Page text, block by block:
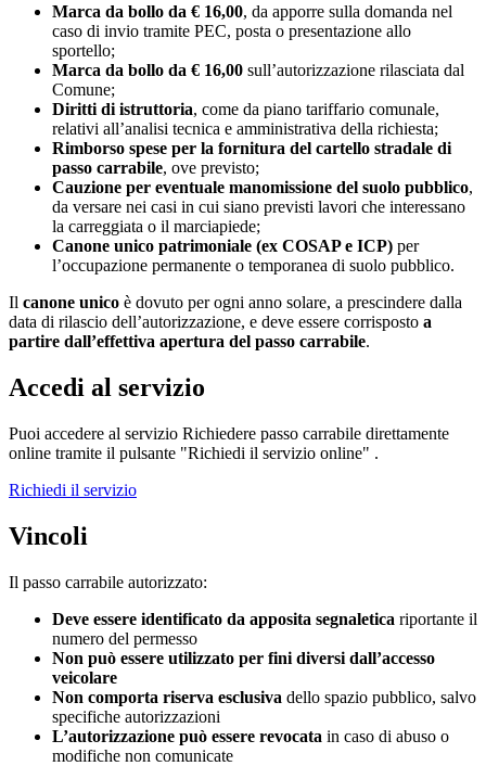
Marca da bollo da € 16,00, da apporre sulla domanda nel
caso di invio tramite PEC, posta o presentazione allo
sportello;
Marca da bollo da € 16,00 sull’autorizzazione rilasciata dal
Comune;
Diritti di istruttoria, come da piano tariffario comunale,
relativi all’analisi tecnica e amministrativa della richiesta;
Rimborso spese per la fornitura del cartello stradale di
passo carrabile, ove previsto;
Cauzione per eventuale manomissione del suolo pubblico,
da versare nei casi in cui siano previsti lavori che interessano
la carreggiata o il marciapiede;
Canone unico patrimoniale (ex COSAP e ICP) per
l’occupazione permanente o temporanea di suolo pubblico.
Il canone unico è dovuto per ogni anno solare, a prescindere dalla
data di rilascio dell’autorizzazione, e deve essere corrisposto a
partire dall’effettiva apertura del passo carrabile.
Accedi al servizio
Puoi accedere al servizio Richiedere passo carrabile direttamente
online tramite il pulsante "Richiedi il servizio online" .
Richiedi il servizio
Vincoli
Il passo carrabile autorizzato:
Deve essere identificato da apposita segnaletica riportante il
numero del permesso
Non può essere utilizzato per fini diversi dall’accesso
veicolare
Non comporta riserva esclusiva dello spazio pubblico, salvo
specifiche autorizzazioni
L’autorizzazione può essere revocata in caso di abuso o
modifiche non comunicate